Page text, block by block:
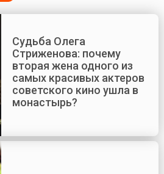
Судьба Олега
Стриженова: почему
вторая жена одного из
самых красивых актеров
советского кино ушла в
монастырь?